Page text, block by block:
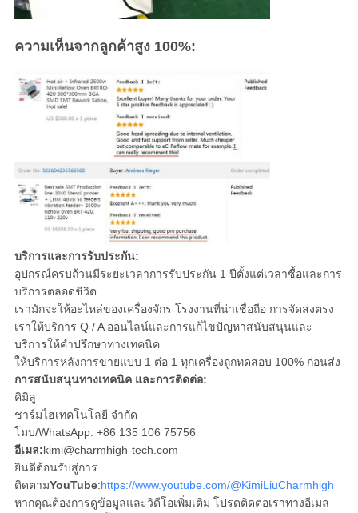
ความเห็นจากลูกค้าสูง 100%:
บริการและการรับประกัน:
อุปกรณ์ครบถ้วนมีระยะเวลาการรับประกัน 1 ปีตั้งแต่เวลาซื้อและการ
บริการตลอดชีวิต
เรามักจะให้อะไหล่ของเครื่องจักร โรงงานที่น่าเชื่อถือ การจัดส่งตรง
เราให้บริการ Q / A ออนไลน์และการแก้ไขปัญหาสนับสนุนและ
บริการให้คําปรึกษาทางเทคนิค
ให้บริการหลังการขายแบบ 1 ต่อ 1 ทุกเครื่องถูกทดสอบ 100% ก่อนส่ง
การสนับสนุนทางเทคนิค และการติดต่อ:
คิมิลู
ชาร์มไฮเทคโนโลยี จํากัด
โมบ/WhatsApp: +86 135 106 75756
อีเมล:kimi@charmhigh-tech.com
ยินดีต้อนรับสู่การ
ติดตามYouTube:https://www.youtube.com/@KimiLiuCharmhigh
หากคุณต้องการดูข้อมูลและวิดีโอเพิ่มเติม โปรดติดต่อเราทางอีเมล